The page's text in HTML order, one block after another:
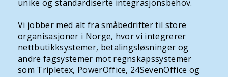
unike og standardiserte integrasjonsbehov.
Vi jobber med alt fra småbedrifter til store
organisasjoner i Norge, hvor vi integrerer
nettbutikksystemer, betalingsløsninger og
andre fagsystemer mot regnskapssystemer
som Tripletex, PowerOffice, 24SevenOffice og